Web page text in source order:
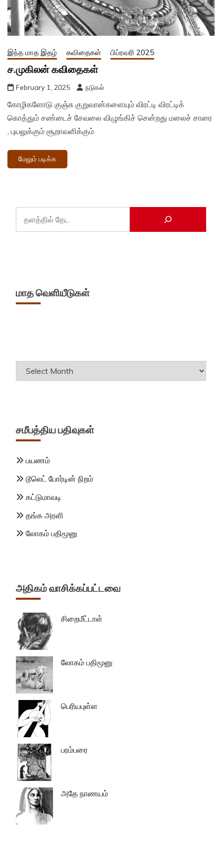
இந்த மாத இதழ் கவிதைகள் பிப்ரவரி 2025
ச.முகிலன் கவிதைகள்
February 1, 2025 நடுகல்
கோழிகளோடு குஞ்சு குறுவான்களையும் விரட்டி விரட்டிக்
கொத்தும் சண்டைச் சேவலை விழுங்கிச் சென்றது மலைச் சாரை
, புயலுக்கும் சூறாவளிக்கும்
மேலும் படிக்க
மாத வெளியீடுகள்
Archives
சமீபத்திய பதிவுகள்
பயணம்
டூலெட் போர்டின் நிறம்
கட்டுமாவடி
தங்க அரளி
லோகம் பதிமூனு
அதிகம் வாசிக்கப்பட்டவை
சிறைமீட்டாள்
லோகம் பதிமூனு
பெரியபுள்ள
பரம்பரை
அதே நாணயம்